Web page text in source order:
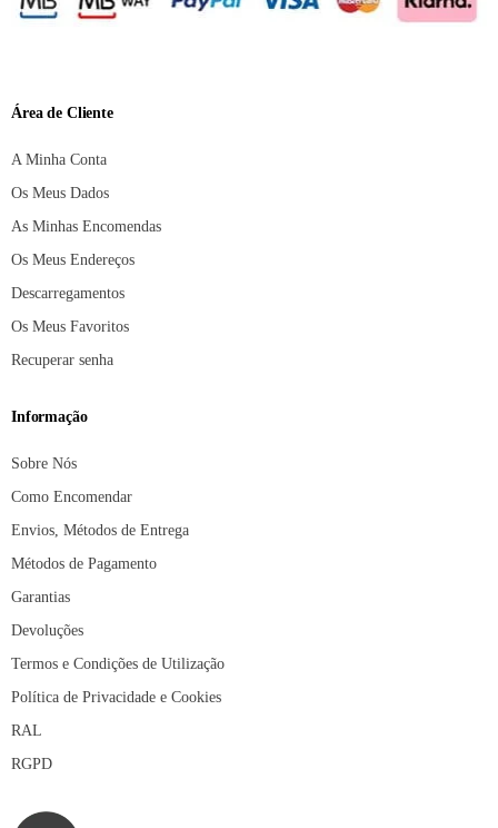
Área de Cliente
A Minha Conta
Os Meus Dados
As Minhas Encomendas
Os Meus Endereços
Descarregamentos
Os Meus Favoritos
Recuperar senha
Informação
Sobre Nós
Como Encomendar
Envios, Métodos de Entrega
Métodos de Pagamento
Garantias
Devoluções
Termos e Condições de Utilização
Política de Privacidade e Cookies
RAL
RGPD